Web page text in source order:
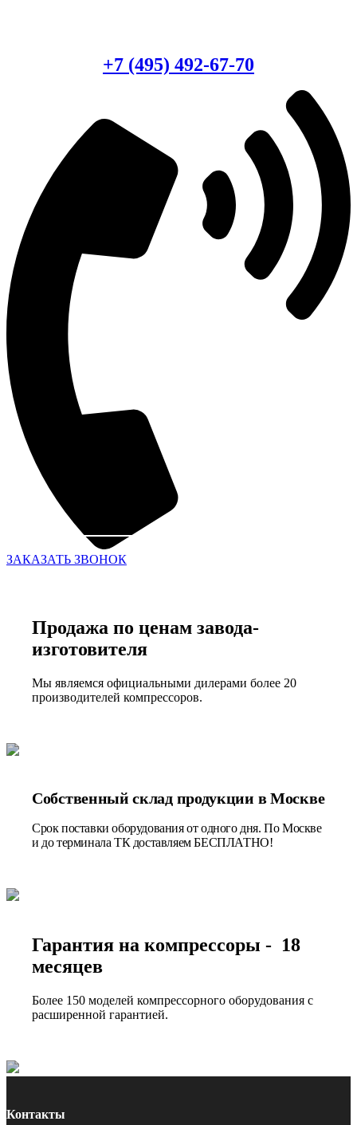
+7 (495) 492-67-70
ЗАКАЗАТЬ ЗВОНОК
Продажа по ценам завода-
изготовителя
Мы являемся официальными дилерами более 20
производителей компрессоров.
Собственный склад продукции в Москве
Срок поставки оборудования от одного дня. По Москве
и до терминала ТК доставляем БЕСПЛАТНО!
Гарантия на компрессоры - 18
месяцев
Более 150 моделей компрессорного оборудования с
расширенной гарантией.
Контакты